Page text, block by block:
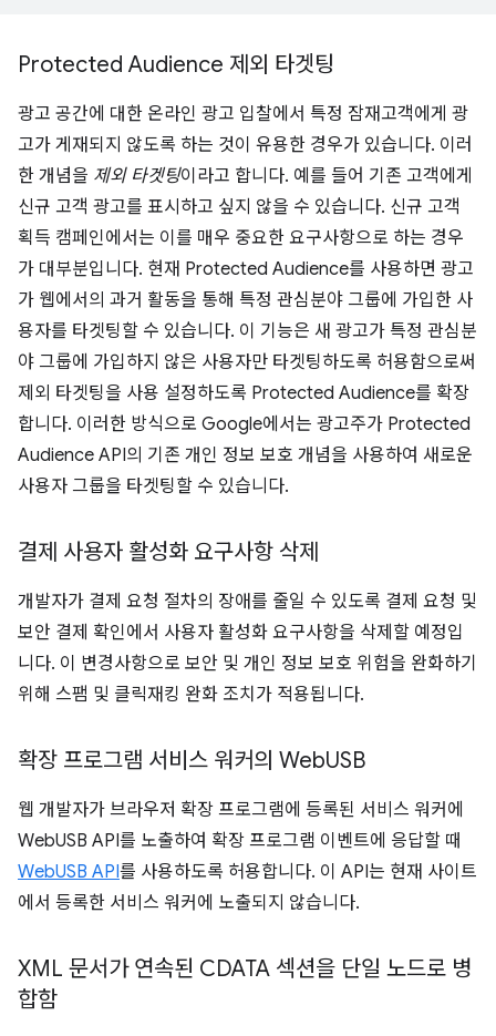
Protected Audience 제외 타겟팅
광고 공간에 대한 온라인 광고 입찰에서 특정 잠재고객에게 광
고가 게재되지 않도록 하는 것이 유용한 경우가 있습니다. 이러
한 개념을 제외 타겟팅이라고 합니다. 예를 들어 기존 고객에게
신규 고객 광고를 표시하고 싶지 않을 수 있습니다. 신규 고객
획득 캠페인에서는 이를 매우 중요한 요구사항으로 하는 경우
가 대부분입니다. 현재 Protected Audience를 사용하면 광고
가 웹에서의 과거 활동을 통해 특정 관심분야 그룹에 가입한 사
용자를 타겟팅할 수 있습니다. 이 기능은 새 광고가 특정 관심분
야 그룹에 가입하지 않은 사용자만 타겟팅하도록 허용함으로써
제외 타겟팅을 사용 설정하도록 Protected Audience를 확장
합니다. 이러한 방식으로 Google에서는 광고주가 Protected
Audience API의 기존 개인 정보 보호 개념을 사용하여 새로운
사용자 그룹을 타겟팅할 수 있습니다.
결제 사용자 활성화 요구사항 삭제
개발자가 결제 요청 절차의 장애를 줄일 수 있도록 결제 요청 및
보안 결제 확인에서 사용자 활성화 요구사항을 삭제할 예정입
니다. 이 변경사항으로 보안 및 개인 정보 보호 위험을 완화하기
위해 스팸 및 클릭재킹 완화 조치가 적용됩니다.
확장 프로그램 서비스 워커의 WebUSB
웹 개발자가 브라우저 확장 프로그램에 등록된 서비스 워커에
WebUSB API를 노출하여 확장 프로그램 이벤트에 응답할 때
WebUSB API를 사용하도록 허용합니다. 이 API는 현재 사이트
에서 등록한 서비스 워커에 노출되지 않습니다.
XML 문서가 연속된 CDATA 섹션을 단일 노드로 병
합함